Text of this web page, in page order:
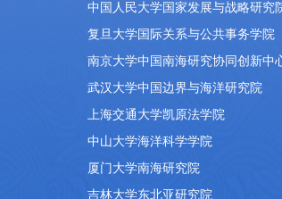
中国人民大学国家发展与战略研究
复旦大学国际关系与公共事务学院
南京大学中国南海研究协同创新中
武汉大学中国边界与海洋研究院
上海交通大学凯原法学院
中山大学海洋科学学院
厦门大学南海研究院
吉林大学东北亚研究院